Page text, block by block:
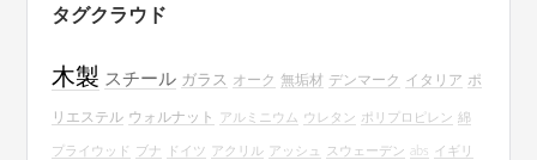
タグクラウド
木製 スチール ガラス オーク 無垢材 デンマーク イタリア ポ
リエステル ウォルナット アルミニウム ウレタン ポリプロピレン 綿
プライウッド ブナ ドイツ アクリル アッシュ スウェーデン abs イギリ